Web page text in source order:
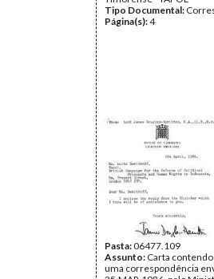
Tipo Documental:
Página(s):4
Pasta:06477.109
Assunto: Carta
uma correspondência